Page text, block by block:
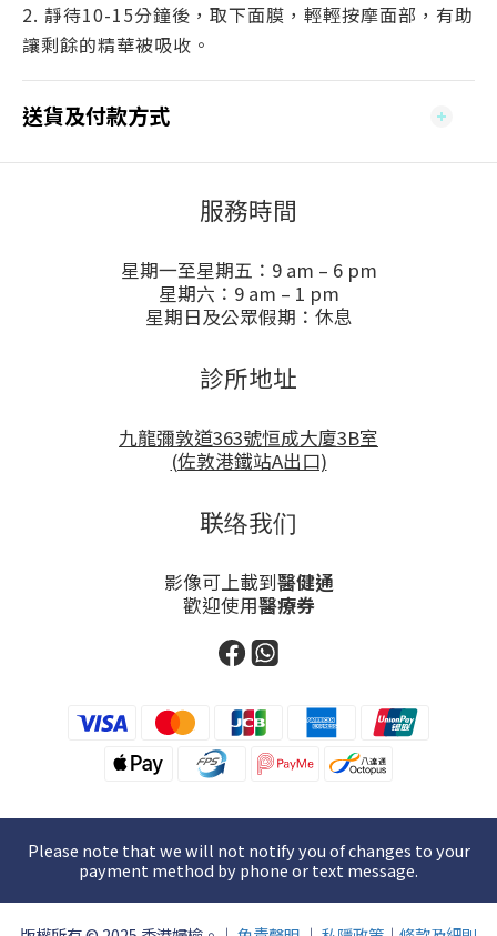
2. 靜待10-15分鐘後，取下面膜，輕輕按摩面部，有助
讓剩餘的精華被吸收。
送貨及付款方式
服務時間
星期一至星期五：9 am – 6 pm
星期六：9 am – 1 pm
星期日及公眾假期：休息
診所地址
九龍彌敦道363號恒成大廈3B室
(佐敦港鐵站A出口)
联络我们
影像可上載到醫健通
歡迎使用醫療券
Please note that we will not notify you of changes to your
payment method by phone or text message.